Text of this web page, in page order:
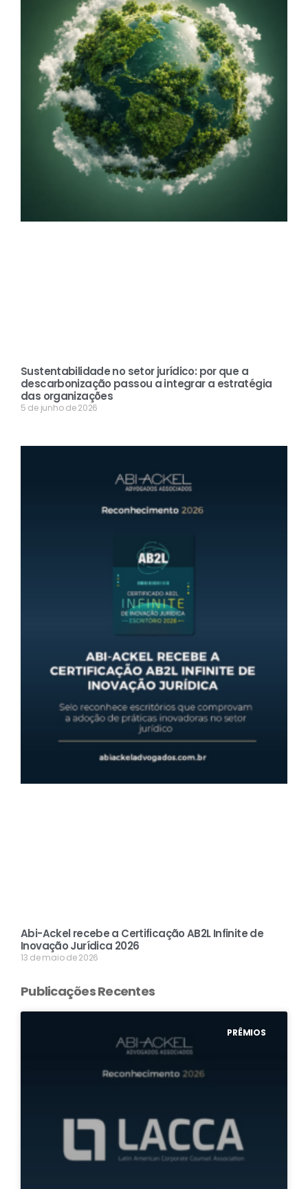
Sustentabilidade no setor jurídico: por que a
descarbonização passou a integrar a estratégia
das organizações
5 de junho de 2026
Abi-Ackel recebe a Certificação AB2L Infinite de
Inovação Jurídica 2026
13 de maio de 2026
Publicações Recentes
PRÊMIOS